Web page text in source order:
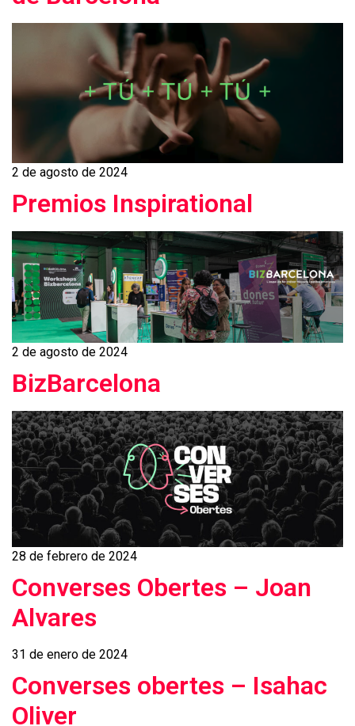
2 de agosto de 2024
Premios Inspirational
2 de agosto de 2024
BizBarcelona
28 de febrero de 2024
Converses Obertes – Joan
Alvares
31 de enero de 2024
Converses obertes – Isahac
Oliver